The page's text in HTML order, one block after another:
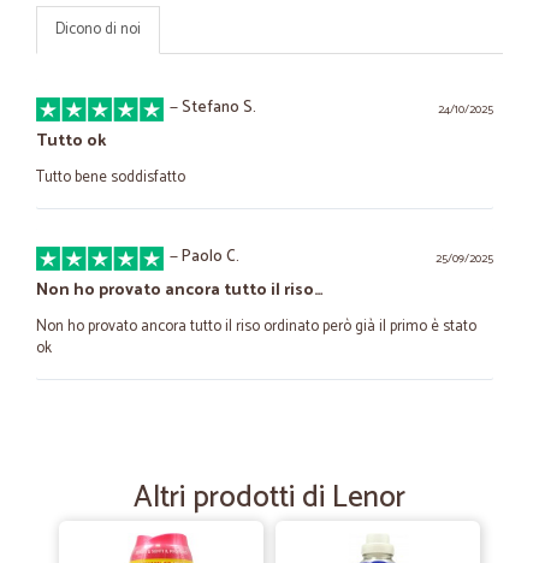
Dicono di noi
24/10/2025
—Stefano S.
Tutto ok
Tutto bene soddisfatto
25/09/2025
—Paolo C.
Non ho provato ancora tutto il riso…
Non ho provato ancora tutto il riso ordinato però già il primo è stato
ok
Tutto perfetto. Dall'ordine all'arrivo, velocissimo, della merce.
Altri prodotti di Lenor